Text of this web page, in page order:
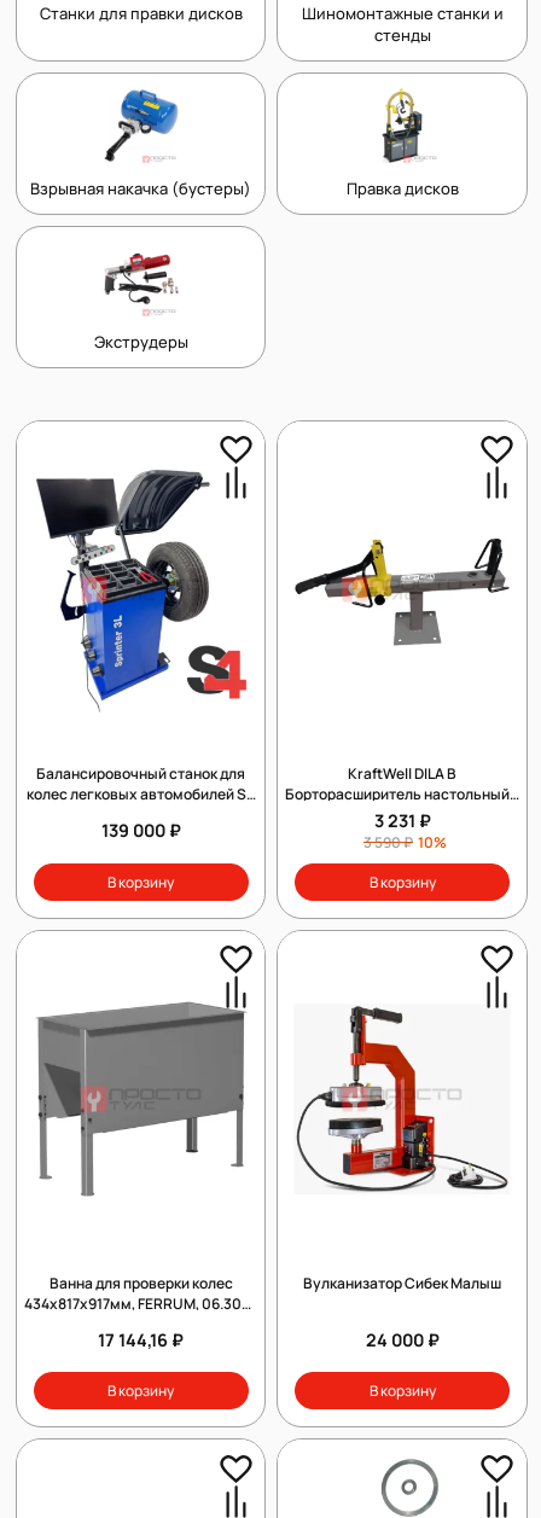
Станки для правки дисков
Шиномонтажные станки и
стенды
Взрывная накачка (бустеры) Правка дисков
Экструдеры
Балансировочный станок для
колес легковых автомобилей S4
139 000 ₽
В корзину
KraftWell DILA B
Борторасширитель настольный с
креплением
3 231 ₽
3 590 ₽ 10%
В корзину
Ванна для проверки колес
434х817х917мм, FERRUM, 06.300-
17 144,16 ₽
В корзину
Вулканизатор Сибек Малыш
24 000 ₽
В корзину